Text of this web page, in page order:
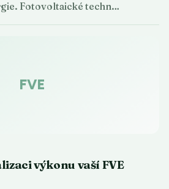
Fotovoltaické techn…
FVE
výkonu vaší FVE